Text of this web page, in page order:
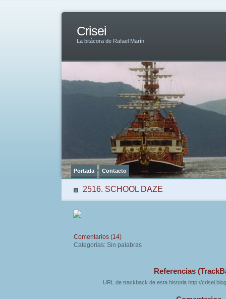
Crisei
La bitácora de Rafael Marín
Portada Contacto
2516. SCHOOL DAZE
Comentarios (14)
Categorías: Sin palabras
Referencias
URL de trackback de esta historia http://